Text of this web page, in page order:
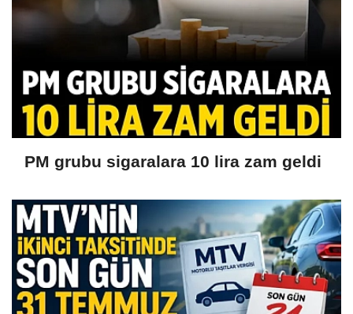
PM grubu sigaralara 10 lira zam geldi